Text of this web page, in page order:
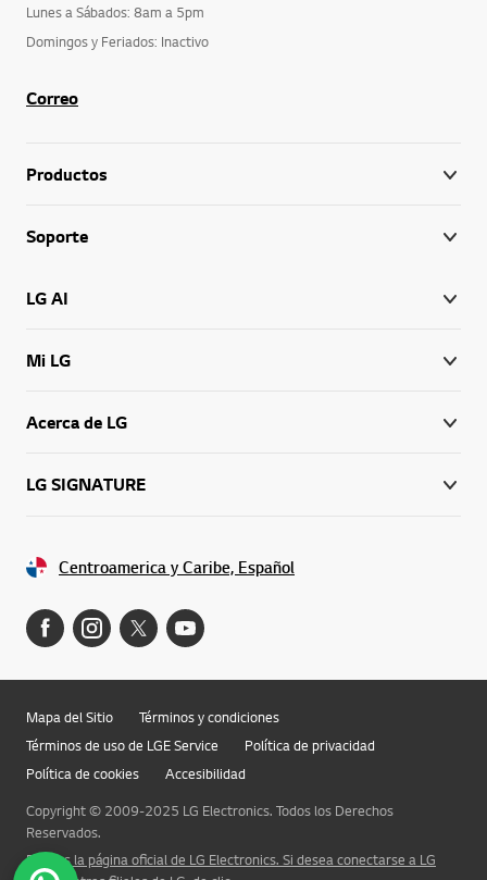
Lunes a Sábados: 8am a 5pm
Domingos y Feriados: Inactivo
Correo
Productos
Soporte
LG AI
Mi LG
Acerca de LG
LG SIGNATURE
Centroamerica y Caribe, Español
Mapa del Sitio
Términos y condiciones
Términos de uso de LGE Service
Política de privacidad
Política de cookies
Accesibilidad
Copyright © 2009-2025 LG Electronics. Todos los Derechos
Reservados.
Esta es la página oficial de LG Electronics. Si desea conectarse a LG